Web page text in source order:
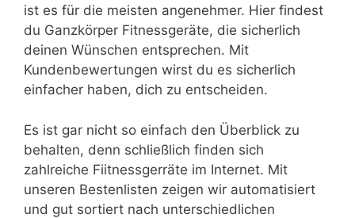
ist es für die meisten angenehmer. Hier findest
du Ganzkörper Fitnessgeräte, die sicherlich
deinen Wünschen entsprechen. Mit
Kundenbewertungen wirst du es sicherlich
einfacher haben, dich zu entscheiden.
Es ist gar nicht so einfach den Überblick zu
behalten, denn schließlich finden sich
zahlreiche Fiitnessgerräte im Internet. Mit
unseren Bestenlisten zeigen wir automatisiert
und gut sortiert nach unterschiedlichen